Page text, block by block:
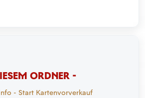
ORDNER -
- Start Kartenvorverkauf